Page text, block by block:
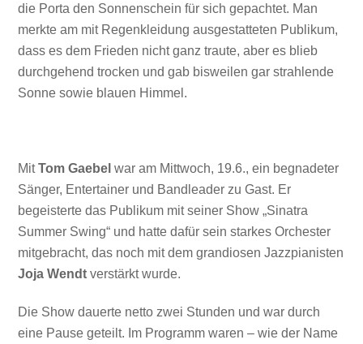
die Porta den Sonnenschein für sich gepachtet. Man
merkte am mit Regenkleidung ausgestatteten Publikum,
dass es dem Frieden nicht ganz traute, aber es blieb
durchgehend trocken und gab bisweilen gar strahlende
Sonne sowie blauen Himmel.
MitTom Gaebel war am Mittwoch, 19.6., ein begnadeter
Sänger, Entertainer und Bandleader zu Gast. Er
begeisterte das Publikum mit seiner Show „Sinatra
Summer Swing“ und hatte dafür sein starkes Orchester
mitgebracht, das noch mit dem grandiosen Jazzpianisten
Joja Wendt verstärkt wurde.
Die Show dauerte netto zwei Stunden und war durch
eine Pause geteilt. Im Programm waren – wie der Name